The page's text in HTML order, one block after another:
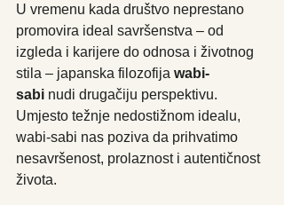
U vremenu kada društvo neprestano
promovira ideal savršenstva – od
izgleda i karijere do odnosa i životnog
stila – japanska filozofija wabi-
sabi nudi drugačiju perspektivu.
Umjesto težnje nedostižnom idealu,
wabi-sabi nas poziva da prihvatimo
nesavršenost, prolaznost i autentičnost
života.